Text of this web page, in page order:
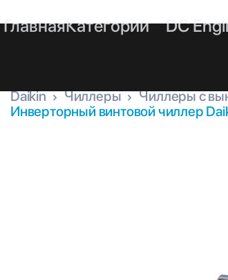
ГлавнаяКатегории DC
Daikin Чиллеры Чиллеры с
Инверторный винтовой чиллер